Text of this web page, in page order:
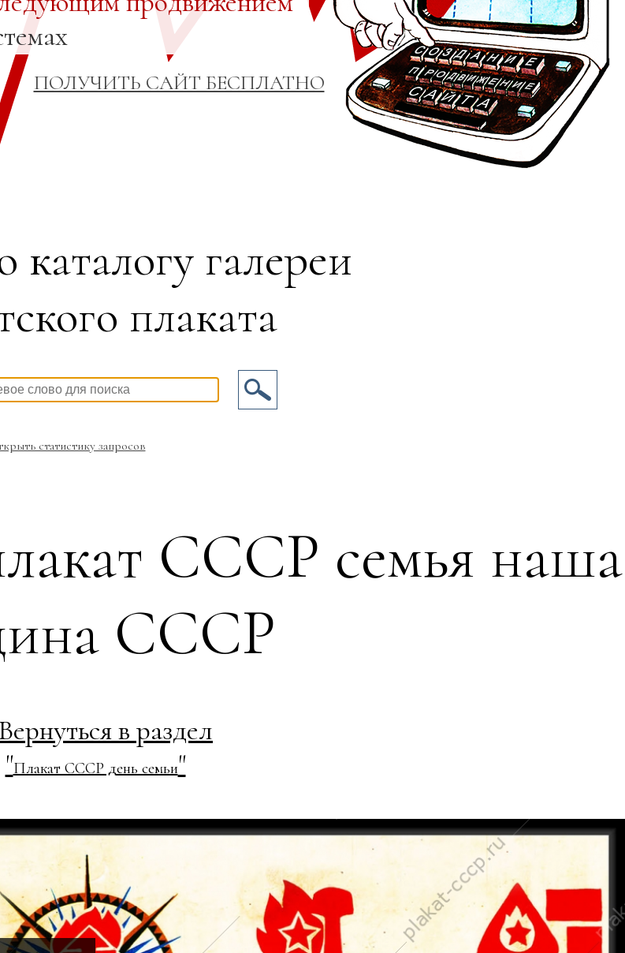
ПОЛУЧИТЬ САЙТ БЕСПЛАТНО
галереи
плаката
статистику запросов
СССР семья наша
СССР
в раздел
"Плакат СССР день семьи"